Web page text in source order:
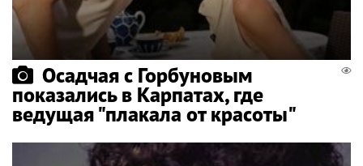
Осадчая с Горбуновым
показались в Карпатах, где
ведущая "плакала от красоты"